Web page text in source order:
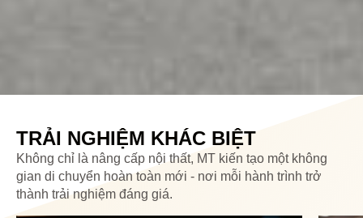
TRẢI NGHIỆM KHÁC BIỆT
Không chỉ là nâng cấp nội thất, MT kiến tạo một không
gian di chuyển hoàn toàn mới - nơi mỗi hành trình trở
thành trải nghiệm đáng giá.